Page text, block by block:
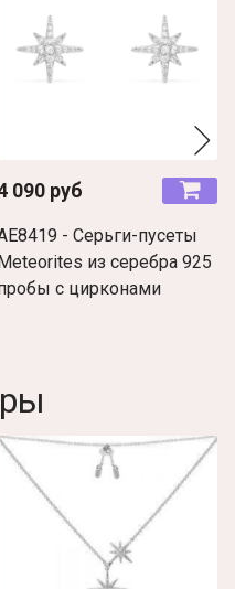
090 руб
- Серьги-пусеты
из серебра 925
с цирконами